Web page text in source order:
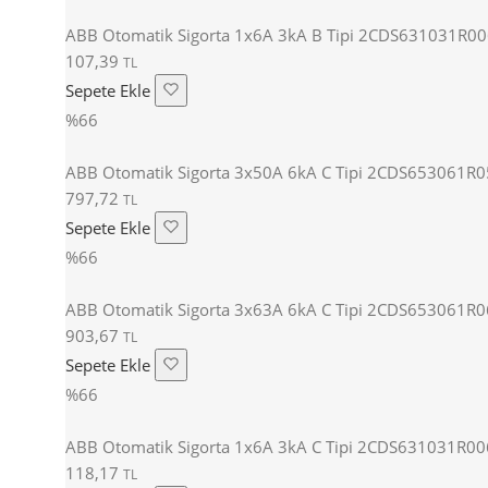
ABB Otomatik Sigorta 1x6A 3kA B Tipi
107,39 TL
Sepete Ekle
%66
ABB Otomatik Sigorta 3x50A 6kA C Tipi
797,72 TL
Sepete Ekle
%66
ABB Otomatik Sigorta 3x63A 6kA C Tipi
903,67 TL
Sepete Ekle
%66
ABB Otomatik Sigorta 1x6A 3kA C Tipi
118,17 TL